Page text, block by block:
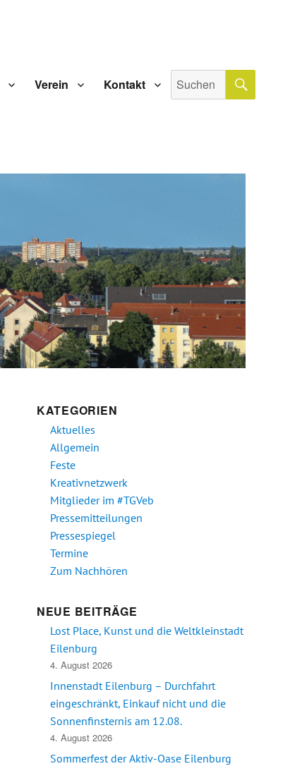
Verein Kontakt
Suche
nach:
KATEGORIEN
Aktuelles
Allgemein
Feste
Kreativnetzwerk
Mitglieder im #TGVeb
Pressemitteilungen
Pressespiegel
Termine
Zum Nachhören
NEUE BEITRÄGE
Lost Place, Kunst und die Weltkleinstadt
Eilenburg
4. August 2026
Innenstadt Eilenburg – Durchfahrt
eingeschränkt, Einkauf nicht und die
Sonnenfinsternis am 12.08.
4. August 2026
Sommerfest der Aktiv-Oase Eilenburg